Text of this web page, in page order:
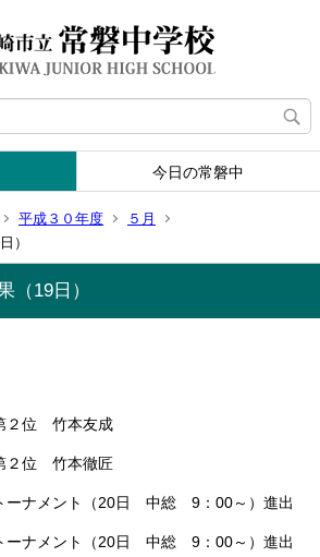
今日の常磐中
平成３０年度
５月
）
（19日）
位 竹本友成
位 竹本徹匠
ーナメント（20日 中総 9：00～）進出
ーナメント（20日 中総 9：00～）進出